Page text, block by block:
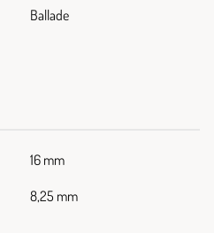
Ballade
16 mm
8,25 mm